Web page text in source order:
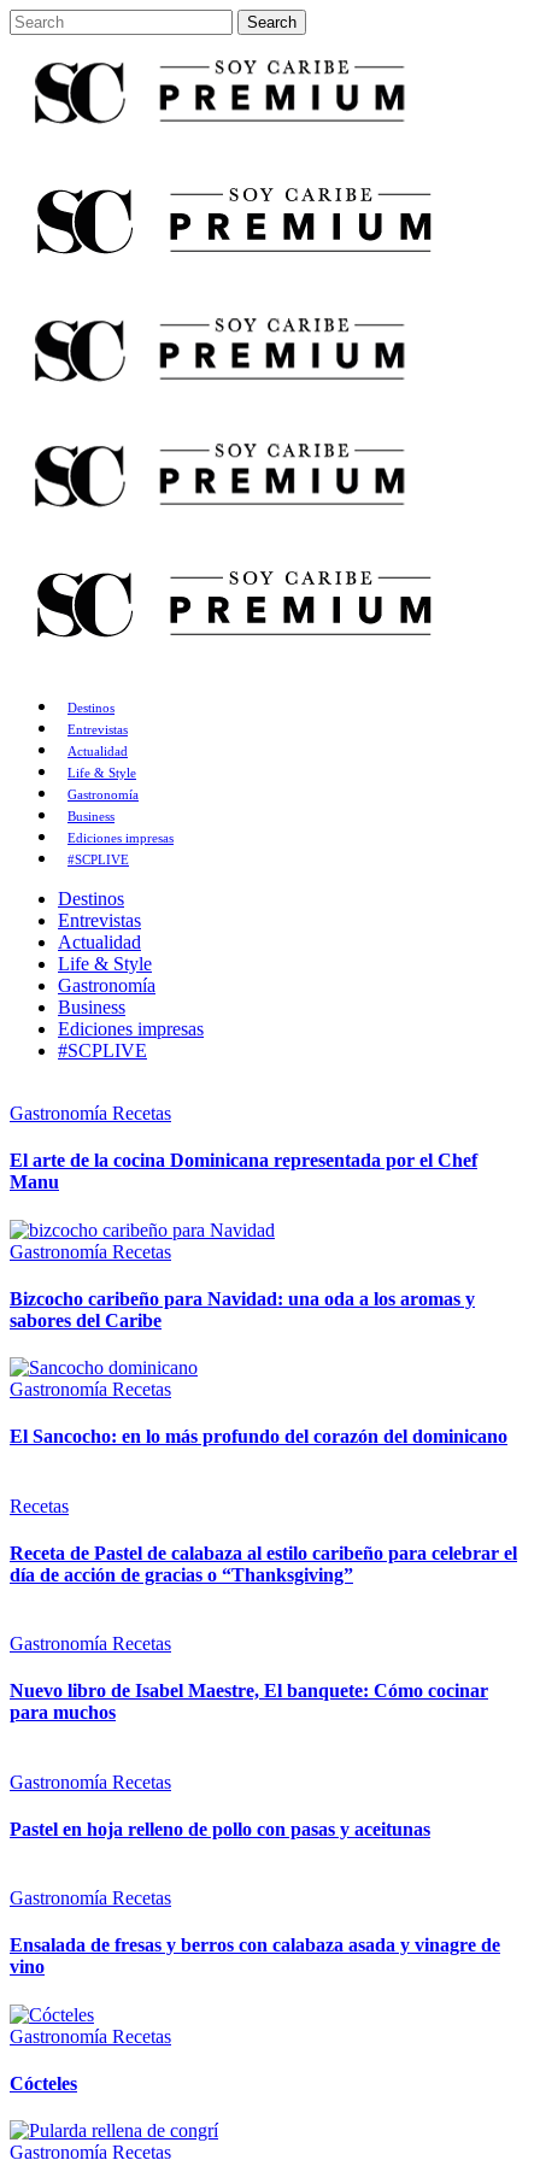
Destinos
Entrevistas
Actualidad
Life & Style
Gastronomía
Business
Ediciones impresas
#SCPLIVE
Destinos
Entrevistas
Actualidad
Life & Style
Gastronomía
Business
Ediciones impresas
#SCPLIVE
Gastronomía Recetas
El arte de la cocina Dominicana representada por el Chef
Manu
Gastronomía Recetas
Bizcocho caribeño para Navidad: una oda a los aromas y
sabores del Caribe
Gastronomía Recetas
El Sancocho: en lo más profundo del corazón del dominicano
Recetas
Receta de Pastel de calabaza al estilo caribeño para celebrar el
día de acción de gracias o “Thanksgiving”
Gastronomía Recetas
Nuevo libro de Isabel Maestre, El banquete: Cómo cocinar
para muchos
Gastronomía Recetas
Pastel en hoja relleno de pollo con pasas y aceitunas
Gastronomía Recetas
Ensalada de fresas y berros con calabaza asada y vinagre de
vino
Gastronomía Recetas
Cócteles
Gastronomía Recetas